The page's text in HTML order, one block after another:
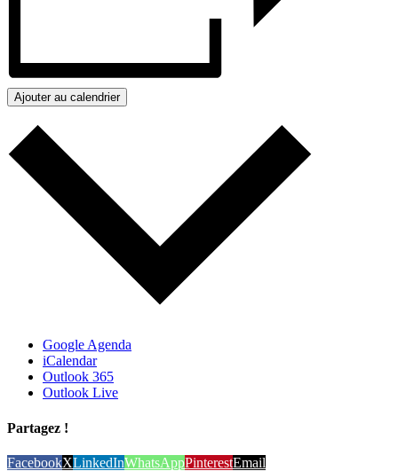
Ajouter au calendrier
Google Agenda
iCalendar
Outlook 365
Outlook Live
Partagez !
FacebookXLinkedInWhatsAppPinterestEmail